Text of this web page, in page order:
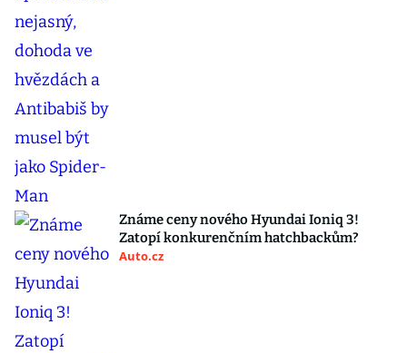
Známe ceny nového Hyundai Ioniq 3!
Zatopí konkurenčním hatchbackům?
Auto.cz